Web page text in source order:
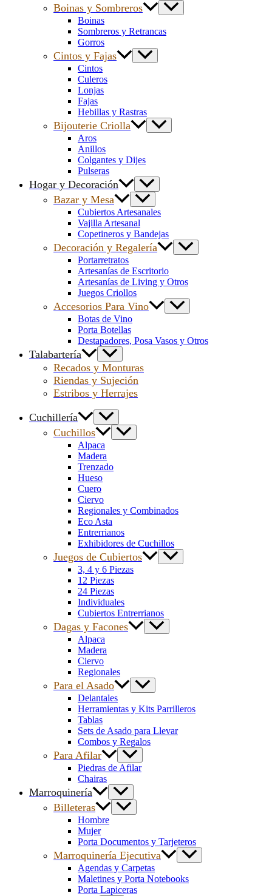
Boinas y Sombreros
Boinas
Sombreros y Retrancas
Gorros
Cintos y Fajas
Cintos
Culeros
Lonjas
Fajas
Hebillas y Rastras
Bijouterie Criolla
Aros
Anillos
Colgantes y Dijes
Pulseras
Hogar y Decoración
Bazar y Mesa
Cubiertos Artesanales
Vajilla Artesanal
Copetineros y Bandejas
Decoración y Regalería
Portarretratos
Artesanías de Escritorio
Artesanías de Living y Otros
Juegos Criollos
Accesorios Para Vino
Botas de Vino
Porta Botellas
Destapadores, Posa Vasos y Otros
Talabartería
Recados y Monturas
Riendas y Sujeción
Estribos y Herrajes
Cuchillería
Cuchillos
Alpaca
Madera
Trenzado
Hueso
Cuero
Ciervo
Regionales y Combinados
Eco Asta
Entrerrianos
Exhibidores de Cuchillos
Juegos de Cubiertos
3, 4 y 6 Piezas
12 Piezas
24 Piezas
Individuales
Cubiertos Entrerrianos
Dagas y Facones
Alpaca
Madera
Ciervo
Regionales
Para el Asado
Delantales
Herramientas y Kits Parrilleros
Tablas
Sets de Asado para Llevar
Combos y Regalos
Para Afilar
Piedras de Afilar
Chairas
Marroquinería
Billeteras
Hombre
Mujer
Porta Documentos y Tarjeteros
Marroquinería Ejecutiva
Agendas y Carpetas
Maletines y Porta Notebooks
Porta Lapiceras